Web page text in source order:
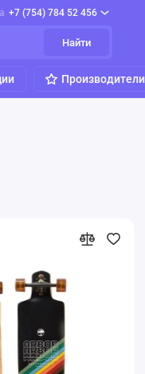
+7 (754) 784 52 456
Найти
Производители